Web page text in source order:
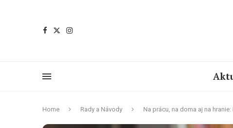
Home Rady a Návody Na prácu, na doma aj na